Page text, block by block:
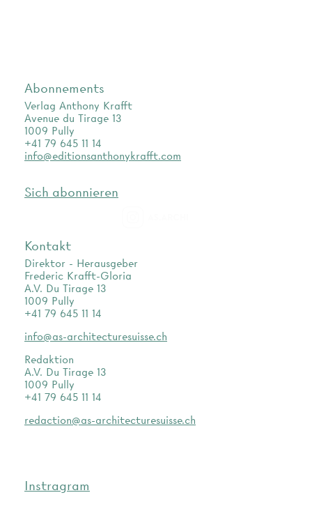
Abonnements
Verlag Anthony Krafft
Avenue du Tirage 13
1009 Pully
+41 79 645 11 14
info@editionsanthonykrafft.com
Sich abonnieren
Kontakt
Direktor - Herausgeber
Frederic Krafft-Gloria
A.V. Du Tirage 13
1009 Pully
+41 79 645 11 14
info@as-architecturesuisse.ch
Redaktion
A.V. Du Tirage 13
1009 Pully
+41 79 645 11 14
redaction@as-architecturesuisse.ch
Instragram